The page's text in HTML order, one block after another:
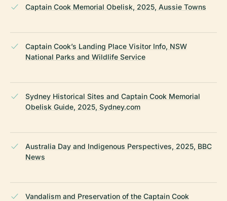
Captain Cook Memorial Obelisk, 2025, Aussie Towns
Captain Cook’s Landing Place Visitor Info, NSW
National Parks and Wildlife Service
Sydney Historical Sites and Captain Cook Memorial
Obelisk Guide, 2025, Sydney.com
Australia Day and Indigenous Perspectives, 2025, BBC
News
Vandalism and Preservation of the Captain Cook